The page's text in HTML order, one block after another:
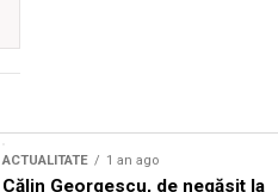
ACTUALITATE 1 an ago
Călin Georgescu, de negăsit la